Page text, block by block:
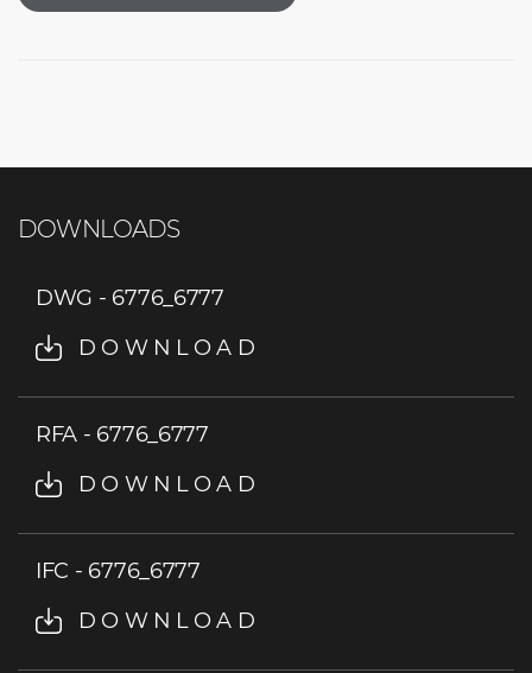
DOWNLOADS
DWG - 6776_6777
DOWNLOAD
RFA - 6776_6777
DOWNLOAD
IFC - 6776_6777
DOWNLOAD